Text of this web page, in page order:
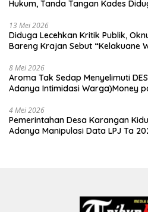
Hukum, Tanda Tangan Kades
13 Mei 2026
Diduga Lecehkan Kritik Publik,
Bareng Krajan Sebut “Kelakuane
8 Mei 2026
Aroma Tak Sedap Menyelimuti
Adanya Intimidasi Warga)Money
4 Mei 2026
Pemerintahan Desa Karangan
Adanya Manipulasi Data LPJ Ta